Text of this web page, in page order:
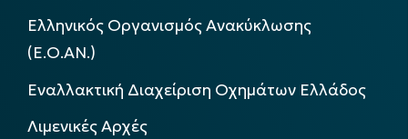
Ελληνικός Οργανισμός Ανακύκλωσης
(Ε.Ο.ΑΝ.)
Εναλλακτική Διαχείριση Οχημάτων Ελλάδος
Λιμενικές Αρχές